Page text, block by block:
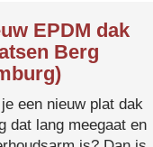
EPDM dak
Berg
een nieuw plat dak
dat lang meegaat en